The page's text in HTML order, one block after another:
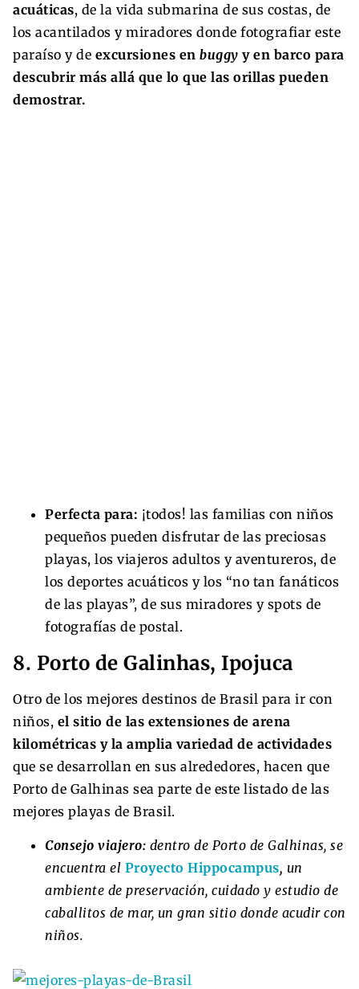
acuáticas, de la vida submarina de sus costas, de
los acantilados y miradores donde fotografiar este
paraíso y de excursiones en buggy y en barco para
descubrir más allá que lo que las orillas pueden
demostrar.
Perfecta para: ¡todos! las familias con niños
pequeños pueden disfrutar de las preciosas
playas, los viajeros adultos y aventureros, de
los deportes acuáticos y los “no tan fanáticos
de las playas”, de sus miradores y spots de
fotografías de postal.
8. Porto de Galinhas, Ipojuca
Otro de los mejores destinos de Brasil para ir con
niños, el sitio de las extensiones de arena
kilométricas y la amplia variedad de actividades
que se desarrollan en sus alrededores, hacen que
Porto de Galhinas sea parte de este listado de las
mejores playas de Brasil.
Consejo viajero: dentro de Porto de Galhinas, se
encuentra el Proyecto Hippocampus, un
ambiente de preservación, cuidado y estudio de
caballitos de mar, un gran sitio donde acudir con
niños.